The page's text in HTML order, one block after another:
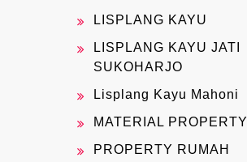
LISPLANG KAYU
LISPLANG KAYU JATI
SUKOHARJO
Lisplang Kayu Mahoni
MATERIAL PROPERTY
PROPERTY RUMAH